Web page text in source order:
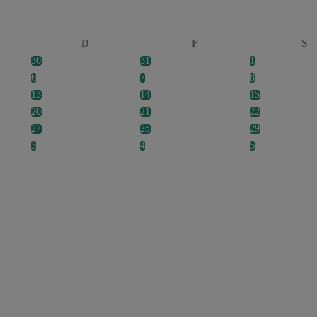
D F S
30 31 1
6 7 8
13 14 15
20 21 22
27 28 29
3 4 5